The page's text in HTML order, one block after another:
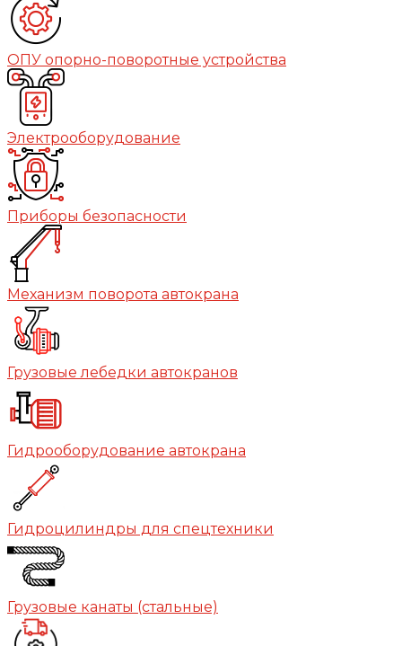
ОПУ опорно-поворотные устройства
Электрооборудование
Приборы безопасности
Механизм поворота автокрана
Грузовые лебедки автокранов
Гидрооборудование автокрана
Гидроцилиндры для спецтехники
Грузовые канаты (стальные)